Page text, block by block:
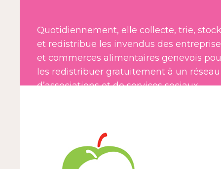
Quotidiennement, elle collecte, trie,
et redistribue les invendus des
et commerces alimentaires genevois
les redistribuer gratuitement à un réseau
d’associations et de services sociaux
de précarité dans le canton de Genève.
Adresse : Rue Blavignac 16, 1227 Carouge